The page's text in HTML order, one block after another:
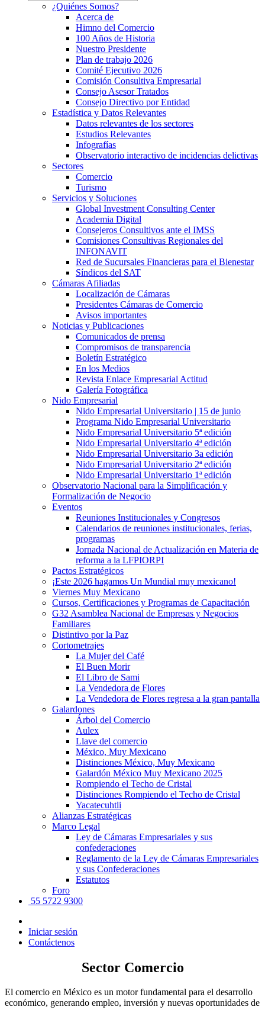
¿Quiénes Somos?
Acerca de
Himno del Comercio
100 Años de Historia
Nuestro Presidente
Plan de trabajo 2026
Comité Ejecutivo 2026
Comisión Consultiva Empresarial
Consejo Asesor Tratados
Consejo Directivo por Entidad
Estadística y Datos Relevantes
Datos relevantes de los sectores
Estudios Relevantes
Infografías
Observatorio interactivo de incidencias delictivas
Sectores
Comercio
Turismo
Servicios y Soluciones
Global Investment Consulting Center
Academia Digital
Consejeros Consultivos ante el IMSS
Comisiones Consultivas Regionales del
INFONAVIT
Red de Sucursales Financieras para el Bienestar
Síndicos del SAT
Cámaras Afiliadas
Localización de Cámaras
Presidentes Cámaras de Comercio
Avisos importantes
Noticias y Publicaciones
Comunicados de prensa
Compromisos de transparencia
Boletín Estratégico
En los Medios
Revista Enlace Empresarial Actitud
Galería Fotográfica
Nido Empresarial
Nido Empresarial Universitario | 15 de junio
Programa Nido Empresarial Universitario
Nido Empresarial Universitario 5ª edición
Nido Empresarial Universitario 4ª edición
Nido Empresarial Universitario 3a edición
Nido Empresarial Universitario 2ª edición
Nido Empresarial Universitario 1ª edición
Observatorio Nacional para la Simplificación y
Formalización de Negocio
Eventos
Reuniones Institucionales y Congresos
Calendarios de reuniones institucionales, ferias,
programas
Jornada Nacional de Actualización en Materia de
reforma a la LFPIORPI
Pactos Estratégicos
¡Este 2026 hagamos Un Mundial muy mexicano!
Viernes Muy Mexicano
Cursos, Certificaciones y Programas de Capacitación
G32 Asamblea Nacional de Empresas y Negocios
Familiares
Distintivo por la Paz
Cortometrajes
La Mujer del Café
El Buen Morir
El Libro de Sami
La Vendedora de Flores
La Vendedora de Flores regresa a la gran pantalla
Galardones
Árbol del Comercio
Aulex
Llave del comercio
México, Muy Mexicano
Distinciones México, Muy Mexicano
Galardón México Muy Mexicano 2025
Rompiendo el Techo de Cristal
Distinciones Rompiendo el Techo de Cristal
Yacatecuhtli
Alianzas Estratégicas
Marco Legal
Ley de Cámaras Empresariales y sus
confederaciones
Reglamento de la Ley de Cámaras Empresariales
y sus Confederaciones
Estatutos
Foro
55 5722 9300
Iniciar sesión
Contáctenos
Sector Comercio
El comercio en México es un motor fundamental para el desarrollo
económico, generando empleo, inversión y nuevas oportunidades de